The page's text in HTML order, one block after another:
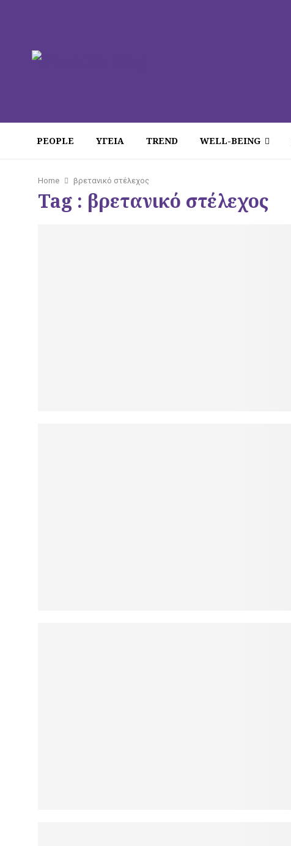
PEOPLE ΥΓΕΙΑ TREND WELL-BEING
Home βρετανικό στέλεχος
Tag : βρετανικό στέλεχος